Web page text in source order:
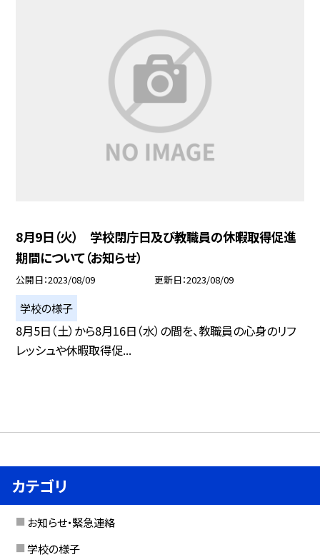
8月9日（火） 学校閉庁日及び教職員の休暇取得促進
期間について（お知らせ）
公開日 2023/08/09 更新日 2023/08/09
学校の様子
8月5日（土）から8月16日（水）の間を、教職員の心身のリフ
レッシュや休暇取得促...
カテゴリ
お知らせ・緊急連絡
学校の様子